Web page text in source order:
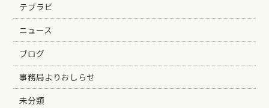
テブラビ
ニュース
ブログ
事務局よりおしらせ
未分類